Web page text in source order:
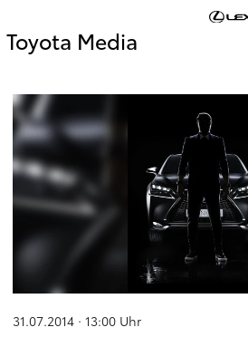
Toyota Media
31.07.2014 · 13:00 Uhr